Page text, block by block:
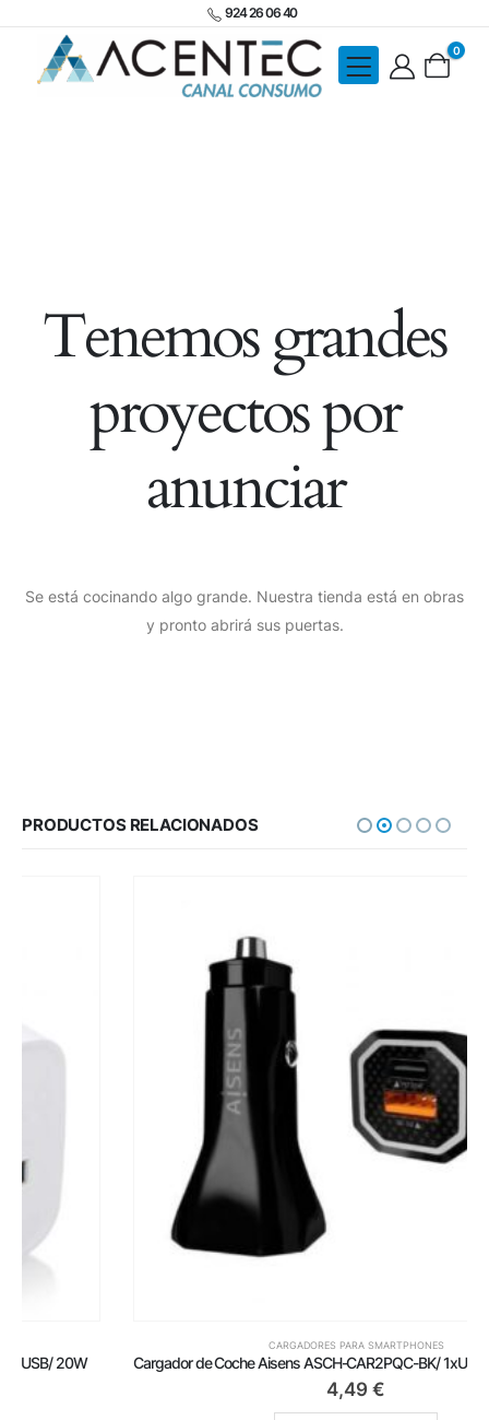
924 26 06 40
0
Tenemos grandes
proyectos por
anunciar
Se está cocinando algo grande. Nuestra tienda está en obras
y pronto abrirá sus puertas.
PRODUCTOS RELACIONADOS
CARGADORES PARA SMARTPHONES
Cargador de Coche Aisens ASCH-CAR2PQC-BK/ 1xUSB-Tipo C/ 1xUSB/ 38W